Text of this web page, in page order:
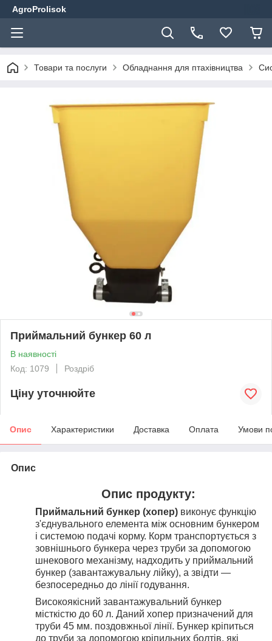
AgroProlisok
Товари та послуги Обладнання для птахівництва
Приймальний бункер 60 л
В наявності
Код: 1079
Роздріб
Ціну уточнюйте
Опис Характеристики Доставка Оплата Умови
Опис
Опис продукту:
Приймальний бункер (хопер) виконує функцію
з'єднувального елемента між основним бункером
і системою подачі корму. Корм транспортується з
зовнішнього бункера через труби за допомогою
шнекового механізму, надходить у приймальний
бункер (завантажувальну лійку), а звідти —
безпосередньо до лінії годування.
Високоякісний завантажувальний бункер
місткістю до 60 л. Даний хопер призначений для
труби 45 мм. поздовжньої лінії. Бункер кріпиться
до труби за допомогою кріпильних болтів, які